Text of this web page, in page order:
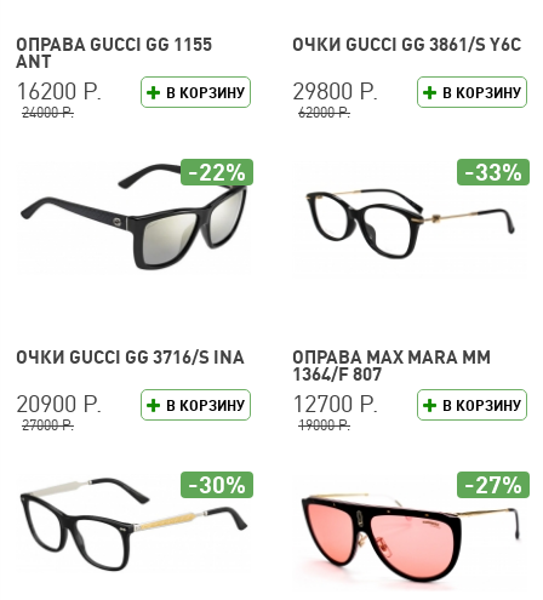
ОПРАВА GUCCI GG 1155
ANT
В КОРЗИНУ
16200 Р.
24000 Р.
ОЧКИ GUCCI GG 3861/S Y6C
В КОРЗИНУ
29800 Р.
62000 Р.
ОЧКИ GUCCI GG 3716/S INA
В КОРЗИНУ
20900 Р.
27000 Р.
-22%
ОПРАВА MAX MARA MM
1364/F 807
В КОРЗИНУ
12700 Р.
19000 Р.
-33%
-30% -27%